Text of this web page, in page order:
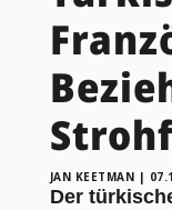
JAN KEETMAN |
Der